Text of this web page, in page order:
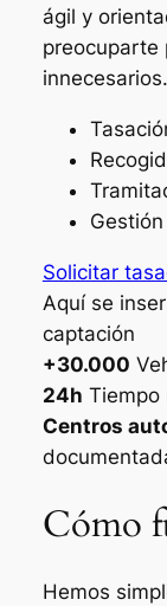
ágil y
preocuparte
innecesarios.
Solicitar
Aquí se
captación
+30.000
24h Tiempo
Centros
Cómo
Hemos